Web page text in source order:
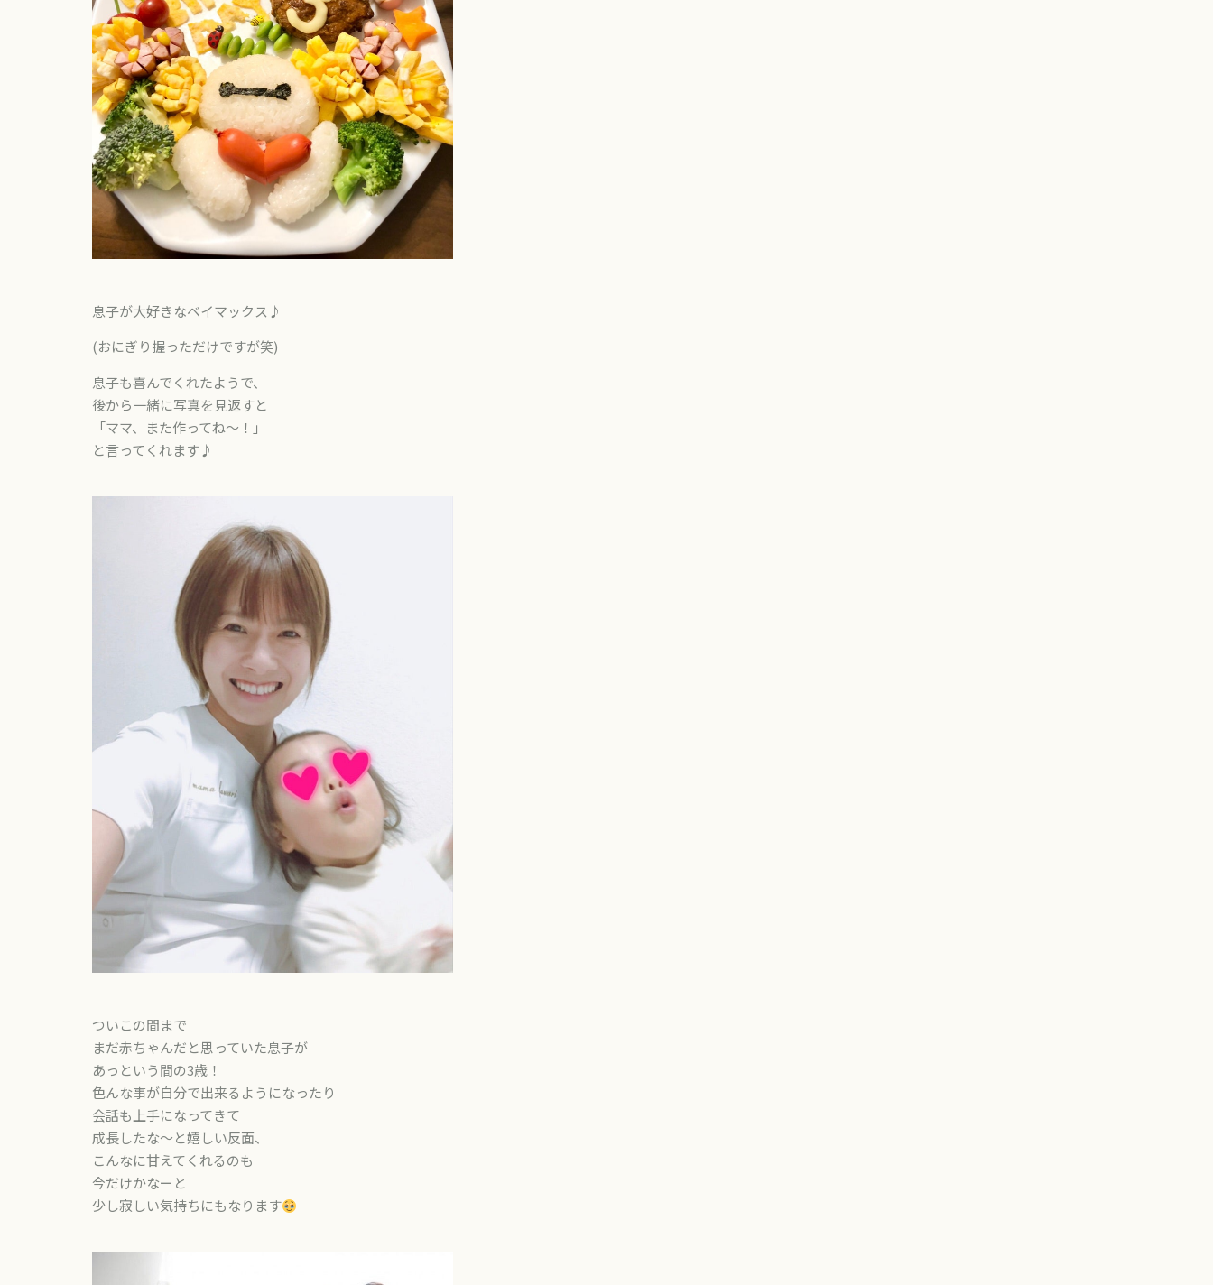
息子が大好きなベイマックス♪
(おにぎり握っただけですが笑)
息子も喜んでくれたようで、
後から一緒に写真を見返すと
「ママ、また作ってね〜！」
と言ってくれます♪
ついこの間まで
まだ赤ちゃんだと思っていた息子が
あっという間の3歳！
色んな事が自分で出来るようになったり
会話も上手になってきて
成長したな〜と嬉しい反面、
こんなに甘えてくれるのも
今だけかなーと
少し寂しい気持ちにもなります